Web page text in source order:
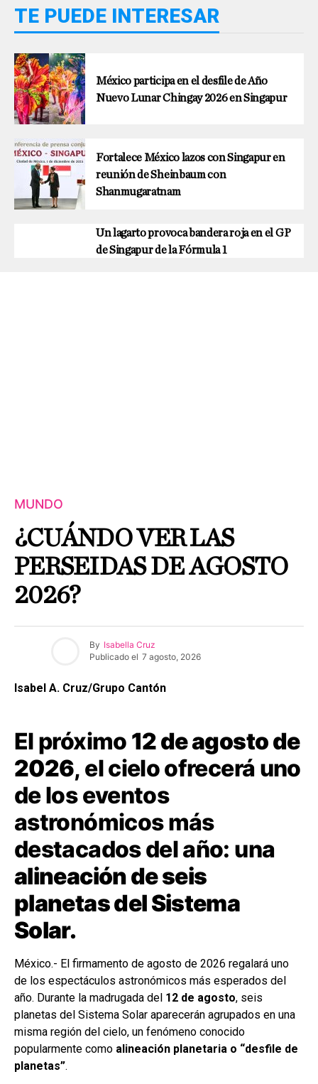
TE PUEDE INTERESAR
México participa en el desfile de Año
Nuevo Lunar Chingay 2026 en Singapur
Fortalece México lazos con Singapur en
reunión de Sheinbaum con
Shanmugaratnam
Un lagarto provoca bandera roja en el GP
de Singapur de la Fórmula 1
MUNDO
¿CUÁNDO VER LAS
PERSEIDAS DE AGOSTO
2026?
By Isabella Cruz
Publicado el 7 agosto, 2026
Isabel A. Cruz/Grupo Cantón
El próximo 12 de agosto de
2026, el cielo ofrecerá uno
de los eventos
astronómicos más
destacados del año: una
alineación de seis
planetas del Sistema
Solar.
México.- El firmamento de agosto de 2026 regalará uno
de los espectáculos astronómicos más esperados del
año. Durante la madrugada del 12 de agosto, seis
planetas del Sistema Solar aparecerán agrupados en una
misma región del cielo, un fenómeno conocido
popularmente como alineación planetaria o “desfile de
planetas”.